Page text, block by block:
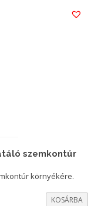
szemkontúr
környékére.
KOSÁRBA